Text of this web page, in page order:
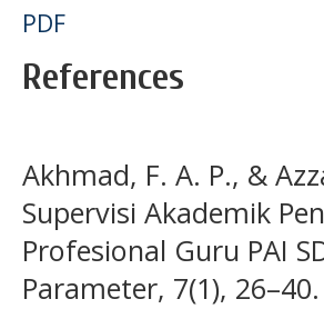
PDF
References
Akhmad, F. A. P., &
Supervisi Akademik
Profesional Guru PAI
Parameter, 7(1), 26–40.